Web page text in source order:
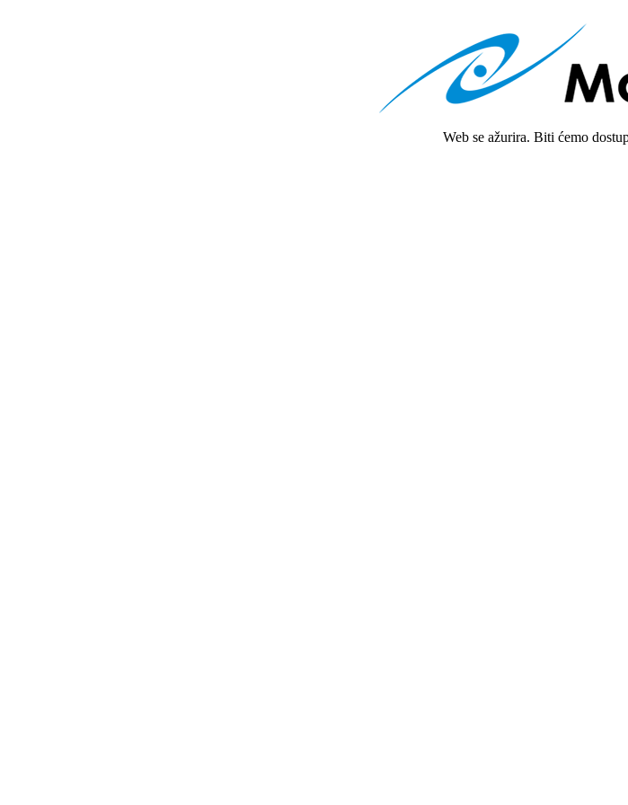
Web se ažurira. Biti ćemo